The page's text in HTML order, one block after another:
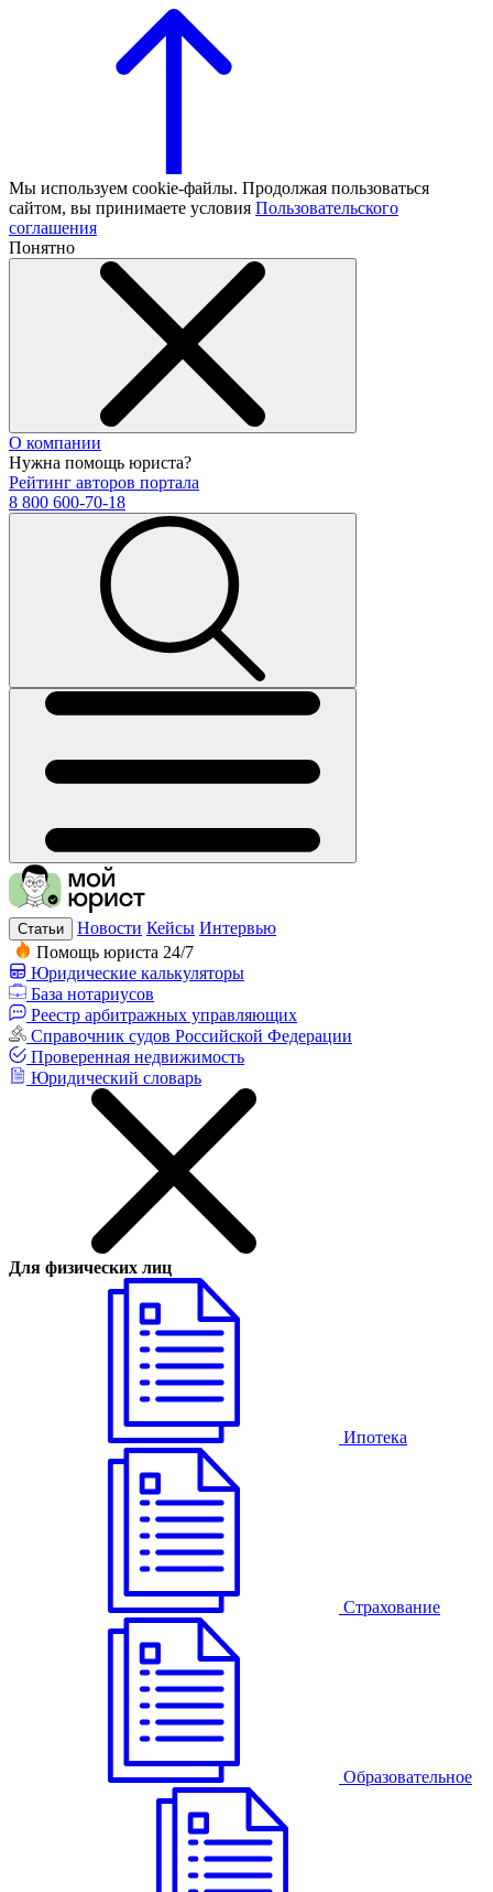
Мы используем cookie-файлы. Продолжая пользоваться
сайтом, вы принимаете условия Пользовательского
соглашения
Понятно
О компании
Нужна помощь юриста?
Рейтинг авторов портала
8 800 600-70-18
Статьи Новости Кейсы Интервью
Помощь юриста 24/7
Юридические калькуляторы
База нотариусов
Реестр арбитражных управляющих
Справочник судов Российской Федерации
Проверенная недвижимость
Юридический словарь
Для физических лиц
Ипотека
Страхование
Образовательное